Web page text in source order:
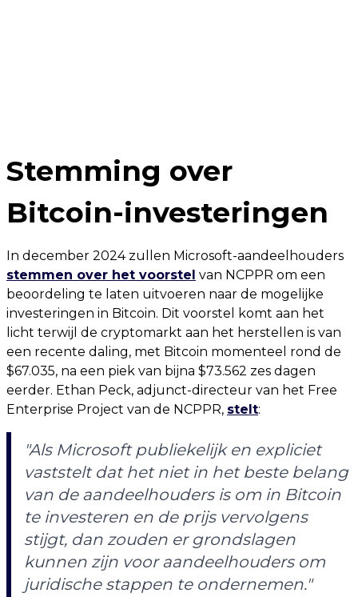
Stemming over
Bitcoin-investeringen
In december 2024 zullen Microsoft-aandeelhouders
stemmen over het voorstel van NCPPR om een
beoordeling te laten uitvoeren naar de mogelijke
investeringen in Bitcoin. Dit voorstel komt aan het
licht terwijl de cryptomarkt aan het herstellen is van
een recente daling, met Bitcoin momenteel rond de
$67.035, na een piek van bijna $73.562 zes dagen
eerder. Ethan Peck, adjunct-directeur van het Free
Enterprise Project van de NCPPR, stelt:
"Als Microsoft publiekelijk en expliciet
vaststelt dat het niet in het beste belang
van de aandeelhouders is om in Bitcoin
te investeren en de prijs vervolgens
stijgt, dan zouden er grondslagen
kunnen zijn voor aandeelhouders om
juridische stappen te ondernemen."